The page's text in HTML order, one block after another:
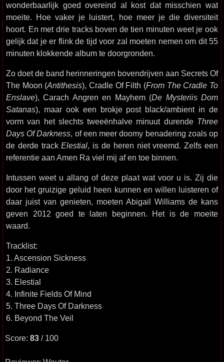
wonderbaarlijk goed overeind al kost dat misschien wat
moeite. Hoe vaker je luistert, hoe meer je die diversiteit
hoort. En met drie tracks boven de tien minuten weet je ook
gelijk dat je er flink de tijd voor zal moeten nemen om dit 55
minuten klokkende album te doorgronden.
Zo doet de band herinneringen bovendrijven aan Secrets Of
The Moon (Antithesis), Cradle Of Filth (From The Cradle To
Enslave), Carach Angren en Mayhem (De Mysteriis Dom
Satanas), maar ook een brokje post black/ambient in de
vorm van het slechts tweeënhalve minuut durende Three
Days Of Darkness, of een meer doomy benadering zoals op
de derde trackElestial, is de heren niet vreemd. Zelfs een
referentie aan Amen Ra viel mij af en toe binnen.
Intussen weet u allang of deze plaat wat voor u is. Zij die
door het gruizige geluid heen kunnen en willen luisteren of
daar juist van genieten, moeten Abigail Williams de kans
geven 2012 goed te laten beginnen. Het is de moeite
waard.
Tracklist:
1. Ascension Sickness
2. Radiance
3. Elestial
4. Infinite Fields Of Mind
5. Three Days Of Darkness
6. Beyond The Veil
Score: 83 / 100